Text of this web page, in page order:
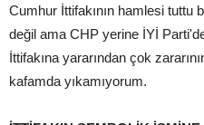
Cumhur İttifakının hamlesi
değil ama CHP yerine İYİ
İttifakına yararından çok
kafamda yıkamıyorum.